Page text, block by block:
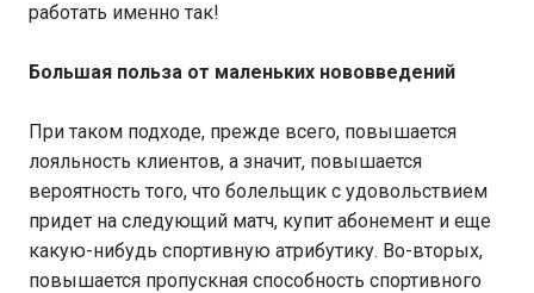
работать именно так!
Большая польза от маленьких нововведений
При таком подходе, прежде всего, повышается
лояльность клиентов, а значит, повышается
вероятность того, что болельщик с удовольствием
придет на следующий матч, купит абонемент и еще
какую-нибудь спортивную атрибутику. Во-вторых,
повышается пропускная способность спортивного